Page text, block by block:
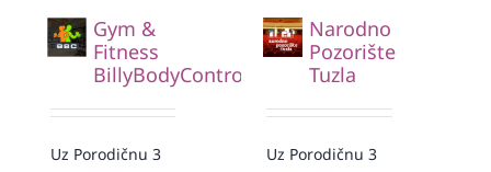
Gym &
Fitness
BillyBodyControl
Uz Porodičnu 3
Narodno
Pozorište
Tuzla
Uz Porodičnu 3